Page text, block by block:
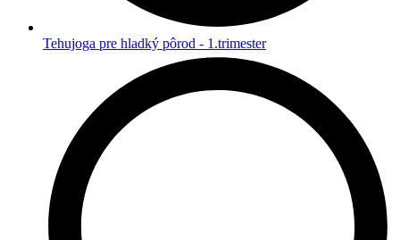
Tehujoga pre hladký pôrod - 1.trimester